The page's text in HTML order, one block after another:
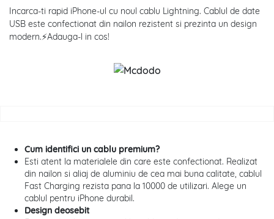
Incarca-ti rapid iPhone-ul cu noul cablu Lightning. Cablul de date
USB este confectionat din nailon rezistent si prezinta un design
modern.⚡Adauga-l in cos!
Cum identifici un cablu premium?
Esti atent la materialele din care este confectionat. Realizat
din nailon si aliaj de aluminiu de cea mai buna calitate, cablul
Fast Charging rezista pana la 10000 de utilizari. Alege un
cablul pentru iPhone durabil.
Design deosebit